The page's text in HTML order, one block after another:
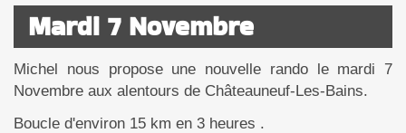
Mardi 7 Novembre
Michel nous propose une nouvelle rando le mardi 7
Novembre aux alentours de Châteauneuf-Les-Bains.
Boucle d'environ 15 km en 3 heures .